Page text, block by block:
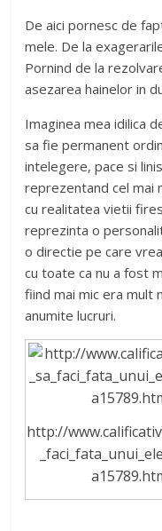
De aici pornesc de
mele. De la
Pornind de la
asezarea hainelor in
Imaginea mea idilica
sa fie permanent
intelegere, pace si
reprezentand cel mai
cu realitatea vietii
reprezinta o
o directie pe care
cu toate ca nu a fost
fiind mai mic era mult
anumite lucruri.
http://